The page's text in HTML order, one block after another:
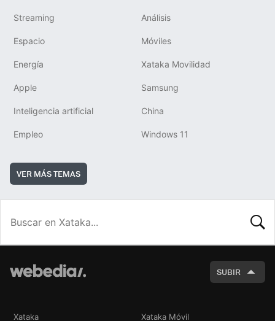
Streaming Análisis
Espacio Móviles
Energía Xataka Movilidad
Apple Samsung
Inteligencia artificial China
Empleo Windows 11
VER MÁS TEMAS
SUBIR
Xataka Xataka Móvil